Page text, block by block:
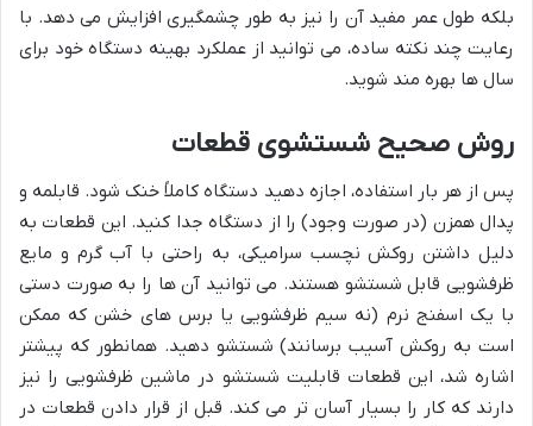
بلکه طول عمر مفید آن را نیز به طور چشمگیری افزایش می دهد. با
رعایت چند نکته ساده، می توانید از عملکرد بهینه دستگاه خود برای
سال ها بهره مند شوید.
روش صحیح شستشوی قطعات
پس از هر بار استفاده، اجازه دهید دستگاه کاملاً خنک شود. قابلمه و
پدال همزن (در صورت وجود) را از دستگاه جدا کنید. این قطعات به
دلیل داشتن روکش نچسب سرامیکی، به راحتی با آب گرم و مایع
ظرفشویی قابل شستشو هستند. می توانید آن ها را به صورت دستی
با یک اسفنج نرم (نه سیم ظرفشویی یا برس های خشن که ممکن
است به روکش آسیب برسانند) شستشو دهید. همانطور که پیشتر
اشاره شد، این قطعات قابلیت شستشو در ماشین ظرفشویی را نیز
دارند که کار را بسیار آسان تر می کند. قبل از قرار دادن قطعات در